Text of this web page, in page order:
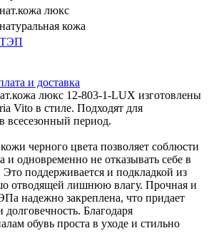
нат.кожа люкс
натуральная кожа
ТЭП
и доставка
люкс 12-803-1-LUX изготовлены
Vito в стиле. Подходят для
всесезонный период.
черного цвета позволяет соблюсти
и одновременно не отказывать себе в
поддерживается и подкладкой из
отводящей лишнюю влагу. Прочная и
надежно закреплена, что придает
Благодаря
обувь проста в уходе и стильно